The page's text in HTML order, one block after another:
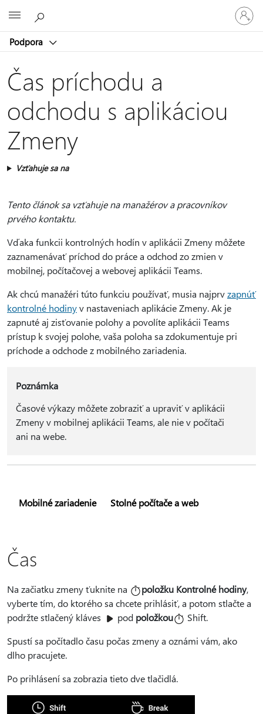
Podpora
Prihláste
sa
k
kontu
Čas príchodu a
odchodu s aplikáciou
Zmeny
Vzťahuje sa na
Tento článok sa vzťahuje na manažérov a pracovníkov
prvého kontaktu.
Vďaka funkcii kontrolných hodín v aplikácii Zmeny môžete
zaznamenávať príchod do práce a odchod zo zmien v
mobilnej, počítačovej a webovej aplikácii Teams.
Ak chcú manažéri túto funkciu používať, musia najprvzapnúť
kontrolné hodinyv nastaveniach aplikácie Zmeny. Ak je
zapnuté aj zisťovanie polohy a povolíte aplikácii Teams
prístup k svojej polohe, vaša poloha sa zdokumentuje pri
príchode a odchode z mobilného zariadenia.
Poznámka
Časové výkazy môžete zobraziť a upraviť v aplikácii
Zmeny v mobilnej aplikácii Teams, ale nie v počítači
ani na webe.
Mobilné zariadenie Stolné počítače a web
Čas
Na začiatku zmeny ťuknite na položku Kontrolné hodiny,
vyberte tím, do ktorého sa chcete prihlásiť, a potom stlačte a
podržte stlačený kláves
pod položkou
Shift.
Spustí sa počítadlo času počas zmeny a oznámi vám, ako
dlho pracujete.
Po prihlásení sa zobrazia tieto dve tlačidlá.